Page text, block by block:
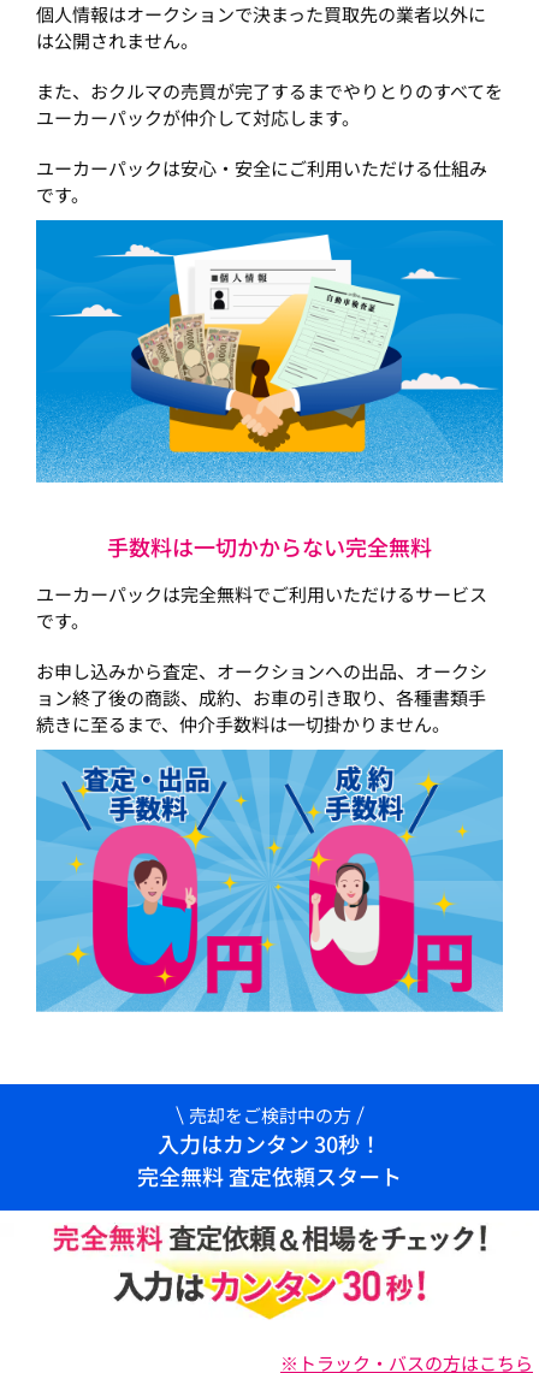
個人情報はオークションで決まった買取先の業者以外に
は公開されません。
また、おクルマの売買が完了するまでやりとりのすべてを
ユーカーパックが仲介して対応します。
ユーカーパックは安心・安全にご利用いただける仕組み
です。
手数料は一切かからない完全無料
ユーカーパックは完全無料でご利用いただけるサービス
です。
お申し込みから査定、オークションへの出品、オークシ
ョン終了後の商談、成約、お車の引き取り、各種書類手
続きに至るまで、仲介手数料は一切掛かりません。
売却をご検討中の方
入力はカンタン 30秒！
完全無料 査定依頼スタート
※トラック・バスの方はこちら